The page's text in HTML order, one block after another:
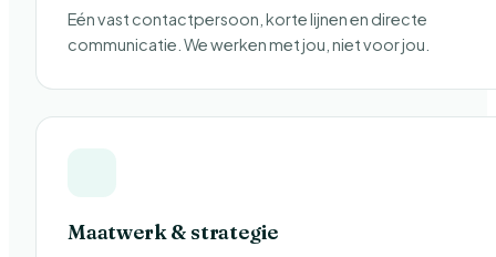
Eén vast contactpersoon, korte lijnen en directe
communicatie. We werken met jou, niet voor jou.
Maatwerk & strategie